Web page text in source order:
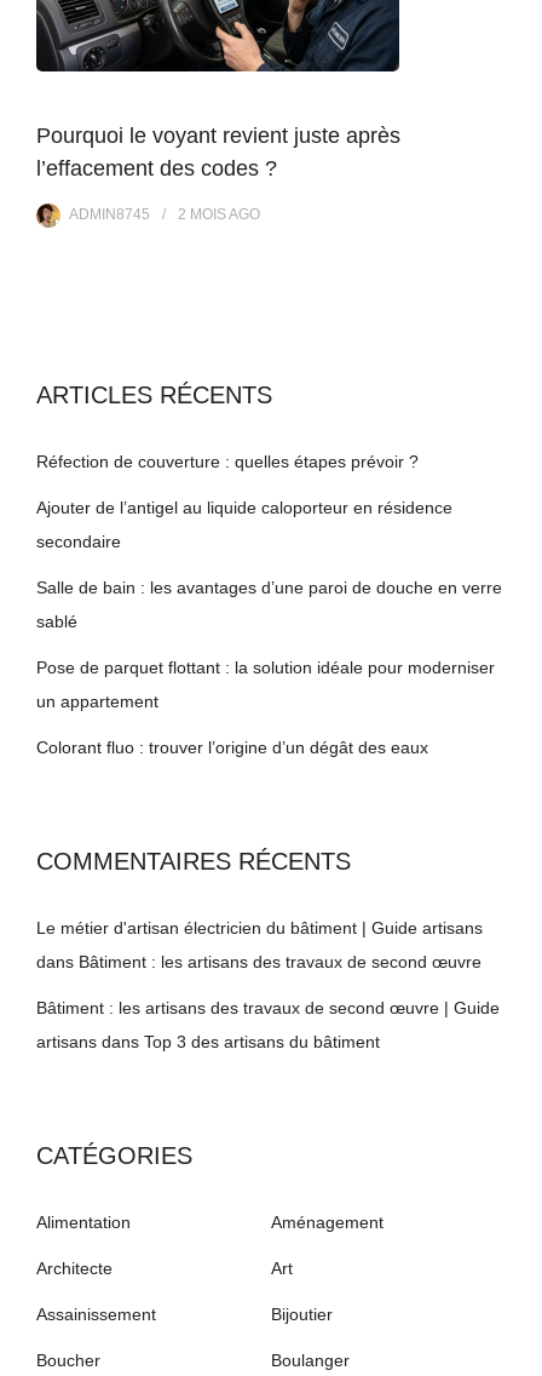
Pourquoi le voyant revient juste après
l’effacement des codes ?
ADMIN8745 2 MOISAGO
ARTICLES RÉCENTS
Réfection de couverture : quelles étapes prévoir ?
Ajouter de l’antigel au liquide caloporteur en résidence
secondaire
Salle de bain : les avantages d’une paroi de douche en verre
sablé
Pose de parquet flottant : la solution idéale pour moderniser
un appartement
Colorant fluo : trouver l’origine d’un dégât des eaux
COMMENTAIRES RÉCENTS
Le métier d'artisan électricien du bâtiment | Guide artisans
dans Bâtiment : les artisans des travaux de second œuvre
Bâtiment : les artisans des travaux de second œuvre | Guide
artisans dans Top 3 des artisans du bâtiment
CATÉGORIES
Alimentation Aménagement
Architecte Art
Assainissement Bijoutier
Boucher Boulanger